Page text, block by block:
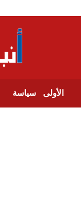
الأولى سياسة